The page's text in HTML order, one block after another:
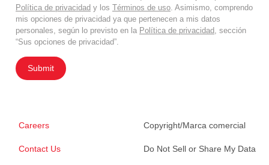
Política de privacidad y los Términos de uso . Asimismo, comprendo
mis opciones de privacidad ya que pertenecen a mis datos
personales, según lo previsto en la Política de privacidad , sección
“Sus opciones de privacidad”.
Submit
Careers
Contact Us
Copyright/Marca comercial
Do Not Sell or Share My Data